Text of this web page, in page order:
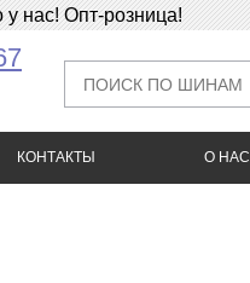
нас! Опт-розница!
КОНТАКТЫ О НАС